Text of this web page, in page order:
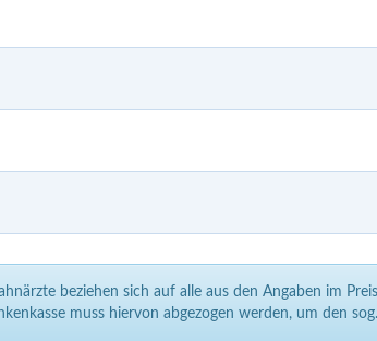
beziehen sich auf alle aus den Angaben im
muss hiervon abgezogen werden, um den